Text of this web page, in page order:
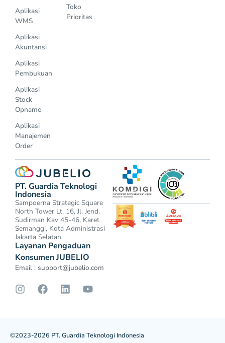
Aplikasi
WMS
Aplikasi
Akuntansi
Aplikasi
Pembukuan
Aplikasi
Stock
Opname
Aplikasi
Manajemen
Order
Toko
Prioritas
PT. Guardia Teknologi
Indonesia
Sampoerna Strategic Square
North Tower Lt. 16, Jl. Jend.
Sudirman Kav 45-46, Karet
Semanggi, Kota Administrasi
Jakarta Selatan.
Layanan Pengaduan
Konsumen JUBELIO
Email : support@jubelio.com
©2023-2026 PT. Guardia Teknologi Indonesia